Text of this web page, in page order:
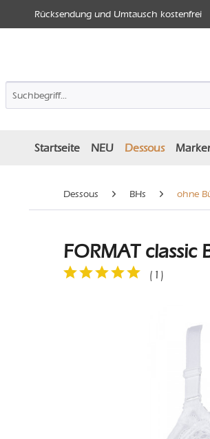
Rücksendung und Umtausch kostenfrei
Startseite NEU Dessous
Dessous BHs ohne
FORMAT
( 1 )